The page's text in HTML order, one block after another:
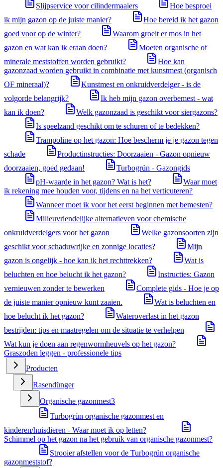
Slijpservice voor cilindermaaiers
Hoe besproei
ik mijn gazon op de juiste manier?
Hoe bereid ik het gazon
goed voor op de winter?
Waarom groeit er mos in het
gazon en wat kan ik eraan doen?
Moeten organische of
minerale meststoffen worden gebruikt?
Hoe kan
gazonzaad worden gebruikt in combinatie met kunstmest (organisch
OF mineraal)?
Kunstmest en onkruidverdelger - is de
volgorde belangrijk?
Ik heb mijn gazon overbemest - wat
kan ik doen?
Welk gazonzaad is geschikt voor siergazons?
Is speelzand geschikt om te schuren of te bedekken?
Trampoline op het gazon: Hoe bescherm je je gazon tegen
schade
Productinstructies: Doorzaaien - Gazon opnieuw
doorzaaien, goed gedaan!
Turbogrün - Gazongids
pH-waarde in het gazon? Wat is het?
Waar moet
ik rekening mee houden voor, tijdens en na het verticuteren?
Wanneer moet ik voor het eerst beginnen met bemesten?
Milieuvriendelijke alternatieven voor chemische
onkruidverdelgers voor het gazon
Welke gazonsoorten zijn
geschikt voor schaduwrijke en zonnige locaties?
Mijn
gazon is ongelijk - hoe kan ik het rechttrekken?
Wat is
beluchten en hoe belucht ik het gazon?
Instructies: Gazon
vernieuwen zonder te bewerken
Complete gids - Hoe je op
de juiste manier opnieuw kunt zaaien.
Wat is beluchten en
hoe belucht ik het gazon?
Wateroverlast in het gazon
bestrijden: tips en maatregelen om de situatie te verhelpen
Wat kun je doen aan regenwormheuvels op het gazon?
Graszoden leggen - professionele tips
Producten
Rasendünger
Organische gazonmest3
Turbogrün organische gazonmest en
kinderen/huisdieren - Waar moet ik op letten?
Schimmel op het gazon na het gebruik van organische gazonmest?
Strooier afstellen voor de Turbogrün organische
gazonmeststof?